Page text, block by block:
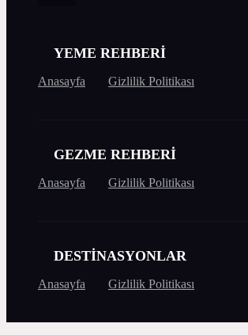
YEME REHBERİ
Anasayfa Gizlilik Politikası
GEZME REHBERİ
Anasayfa Gizlilik Politikası
DESTİNASYONLAR
Anasayfa Gizlilik Politikası